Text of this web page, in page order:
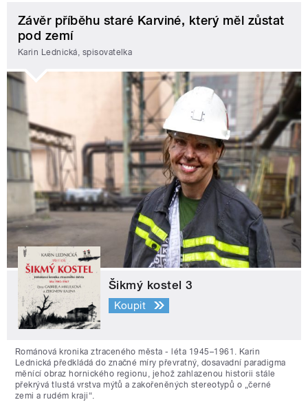
Závěr příběhu staré Karviné, který měl zůstat
pod zemí
Karin Lednická, spisovatelka
Šikmý kostel 3
Koupit
Románová kronika ztraceného města - léta 1945–1961. Karin
Lednická předkládá do značné míry převratný, dosavadní paradigma
měnící obraz hornického regionu, jehož zahlazenou historii stále
překrývá tlustá vrstva mýtů a zakořeněných stereotypů o „černé
zemi a rudém kraji“.